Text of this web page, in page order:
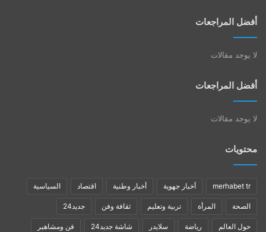
أفضل المراجعات
لا يوجد مقالات
أفضل المراجعات
لا يوجد مقالات
محتويات
merhabet tr أخبار جهوية أخبار وطنية اقتصاد السياسية
الصحة المرأة تربية وتعليم ثقافة وفن جديد24
حول العالم رياضة سلايدر شاشة جديد24 فن ومشاهير